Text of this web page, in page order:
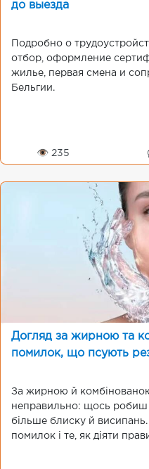
до выезда
Подробно о
отбор, оформление
жилье, первая смена и
Бельгии.
👁 235
Догляд за жирною та
помилок, що псують
За жирною й
неправильно: щось робиш
більше блиску й
помилок і те, як діяти